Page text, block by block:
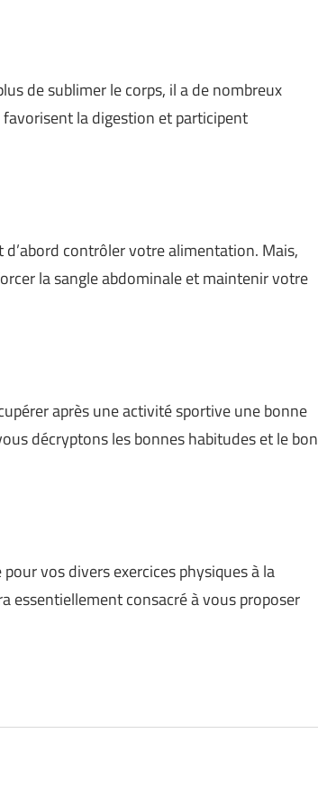
de sublimer le corps, il a de nombreux
la digestion et participent
contrôler votre alimentation. Mais,
la sangle abdominale et maintenir votre
après une activité sportive une bonne
décryptons les bonnes habitudes et le bon
vos divers exercices physiques à la
essentiellement consacré à vous proposer